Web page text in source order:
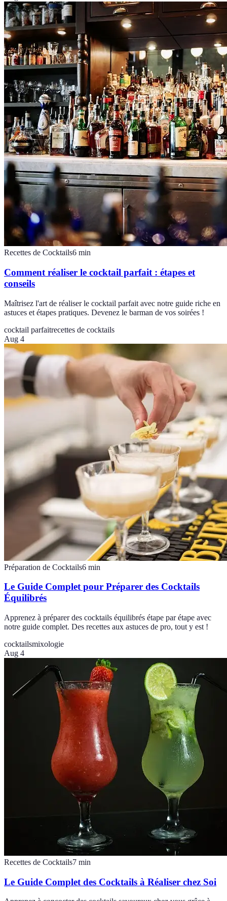
Recettes de Cocktails6 min
Comment réaliser le cocktail parfait : étapes et
conseils
Maîtrisez l'art de réaliser le cocktail parfait avec notre guide riche en
astuces et étapes pratiques. Devenez le barman de vos soirées !
cocktail parfaitrecettes de cocktails
Aug 4
Préparation de Cocktails6 min
Le Guide Complet pour Préparer des Cocktails
Équilibrés
Apprenez à préparer des cocktails équilibrés étape par étape avec
notre guide complet. Des recettes aux astuces de pro, tout y est !
cocktailsmixologie
Aug 4
Recettes de Cocktails7 min
Le Guide Complet des Cocktails à Réaliser chez Soi